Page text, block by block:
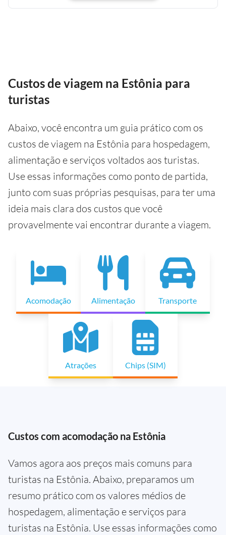
Custos de viagem na Estônia para
turistas
Abaixo, você encontra um guia prático com os
custos de viagem na Estônia para hospedagem,
alimentação e serviços voltados aos turistas.
Use essas informações como ponto de partida,
junto com suas próprias pesquisas, para ter uma
ideia mais clara dos custos que você
provavelmente vai encontrar durante a viagem.
Acomodação Alimentação Transporte
Atrações Chips (SIM)
Custos com acomodação na Estônia
Vamos agora aos preços mais comuns para
turistas na Estônia. Abaixo, preparamos um
resumo prático com os valores médios de
hospedagem, alimentação e serviços para
turistas na Estônia. Use essas informações como